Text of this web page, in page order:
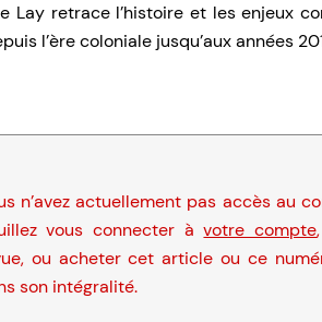
Lay retrace l’histoire et les enjeux
l’ère coloniale jusqu’aux années
n’avez actuellement pas accès au
vous connecter àvotre compte
ou acheter cet article ou ce
son intégralité.